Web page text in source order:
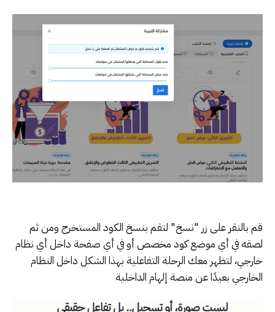
قم بالنقر على زر "نسخ" لتقم بنسخ الكود المستخرج ومن ثم
لصقه في أي موضع كود مخصص أو في أي صفحة داخل أي نظام
خارجي، لتظهر معك الرحلة التفاعلية بهذا الشكل داخل النظام
الخارجي بعيدًا عن منصة إلهام الداخلية